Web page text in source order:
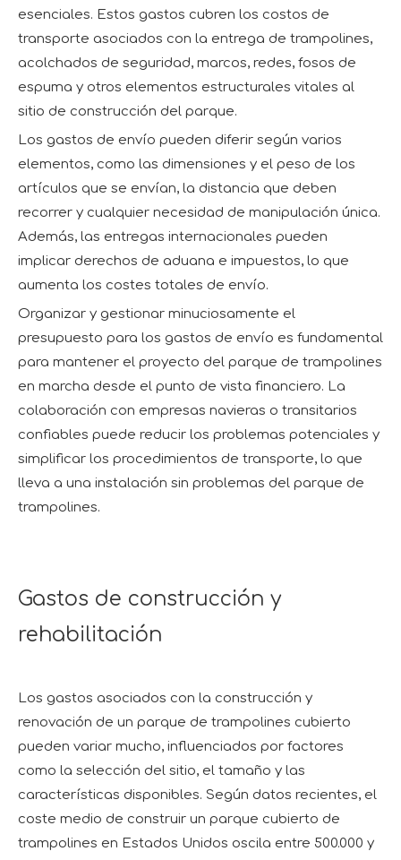
esenciales. Estos gastos cubren los costos de
transporte asociados con la entrega de trampolines,
acolchados de seguridad, marcos, redes, fosos de
espuma y otros elementos estructurales vitales al
sitio de construcción del parque.
Los gastos de envío pueden diferir según varios
elementos, como las dimensiones y el peso de los
artículos que se envían, la distancia que deben
recorrer y cualquier necesidad de manipulación única.
Además, las entregas internacionales pueden
implicar derechos de aduana e impuestos, lo que
aumenta los costes totales de envío.
Organizar y gestionar minuciosamente el
presupuesto para los gastos de envío es fundamental
para mantener el proyecto del parque de trampolines
en marcha desde el punto de vista financiero. La
colaboración con empresas navieras o transitarios
confiables puede reducir los problemas potenciales y
simplificar los procedimientos de transporte, lo que
lleva a una instalación sin problemas del parque de
trampolines.
Gastos de construcción y
rehabilitación
Los gastos asociados con la construcción y
renovación de un parque de trampolines cubierto
pueden variar mucho, influenciados por factores
como la selección del sitio, el tamaño y las
características disponibles. Según datos recientes, el
coste medio de construir un parque cubierto de
trampolines en Estados Unidos oscila entre 500.000 y